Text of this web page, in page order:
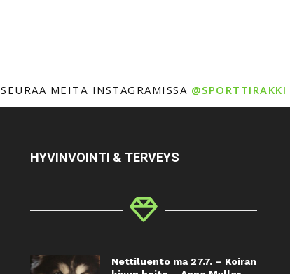
SEURAA MEITÄ INSTAGRAMISSA @SPORTTIRAKKI
HYVINVOINTI & TERVEYS
Nettiluento ma 27.7. – Koiran